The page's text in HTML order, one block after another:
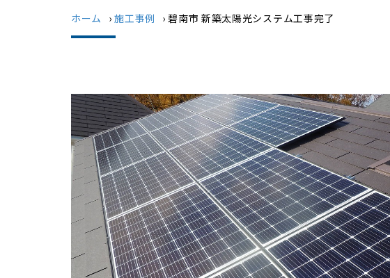
ホーム ›施工事例 ›碧南市 新築太陽光システム工事完了